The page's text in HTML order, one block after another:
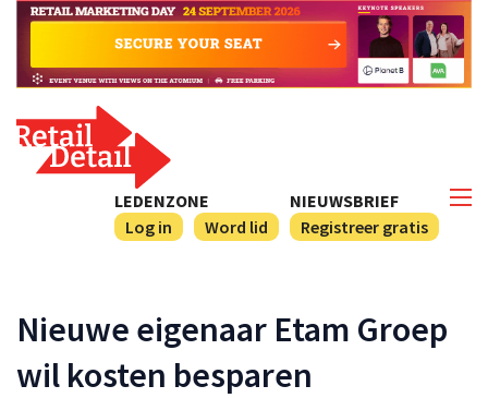
NIEUWSBRIEF
Registreer gratis
LEDENZONE
Log in
Word lid
Nieuwe eigenaar Etam Groep
wil kosten besparen